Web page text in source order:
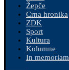
Žepče
Crna hronika
ZDK
Sport
Kultura
Kolumne
In memoriam